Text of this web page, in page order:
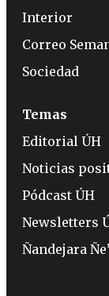
Interior
Correo
Sociedad
Temas
Editorial ÚH
Noticias
Pódcast ÚH
Newsletters
Ñandejara